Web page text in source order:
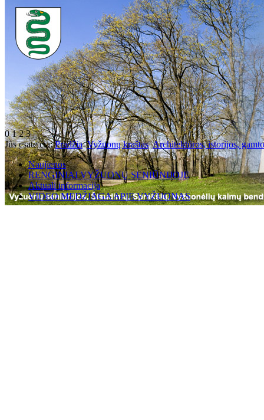
0123
Jūs esate čia:Pradžia Vyžuonų kraštas Architektūros, istorijos,
Naujienos
RENGINIAI VYŽUONŲ SENIŪNIJOJE
Aktuali informacija
VIDEO MEDŽIAGA APIE VYŽUONAS